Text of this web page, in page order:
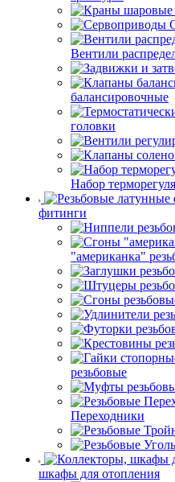
Вентили
балансировочные
головки
Набор
фитинги
"американка"
резьбовые
Переходники
шкафы для отопления